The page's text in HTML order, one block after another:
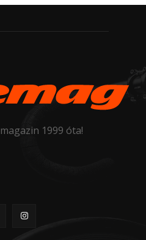
1999 óta!